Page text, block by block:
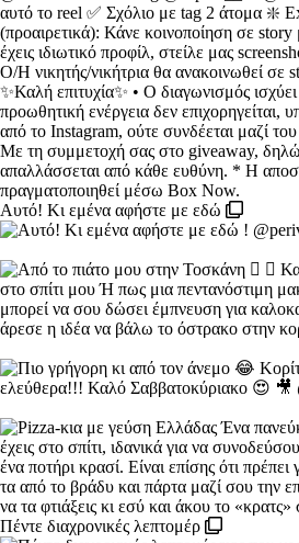
Αυτό! Κι εμένα αφήστε με εδώ
Πέντε διαχρονικές λεπτομέρ